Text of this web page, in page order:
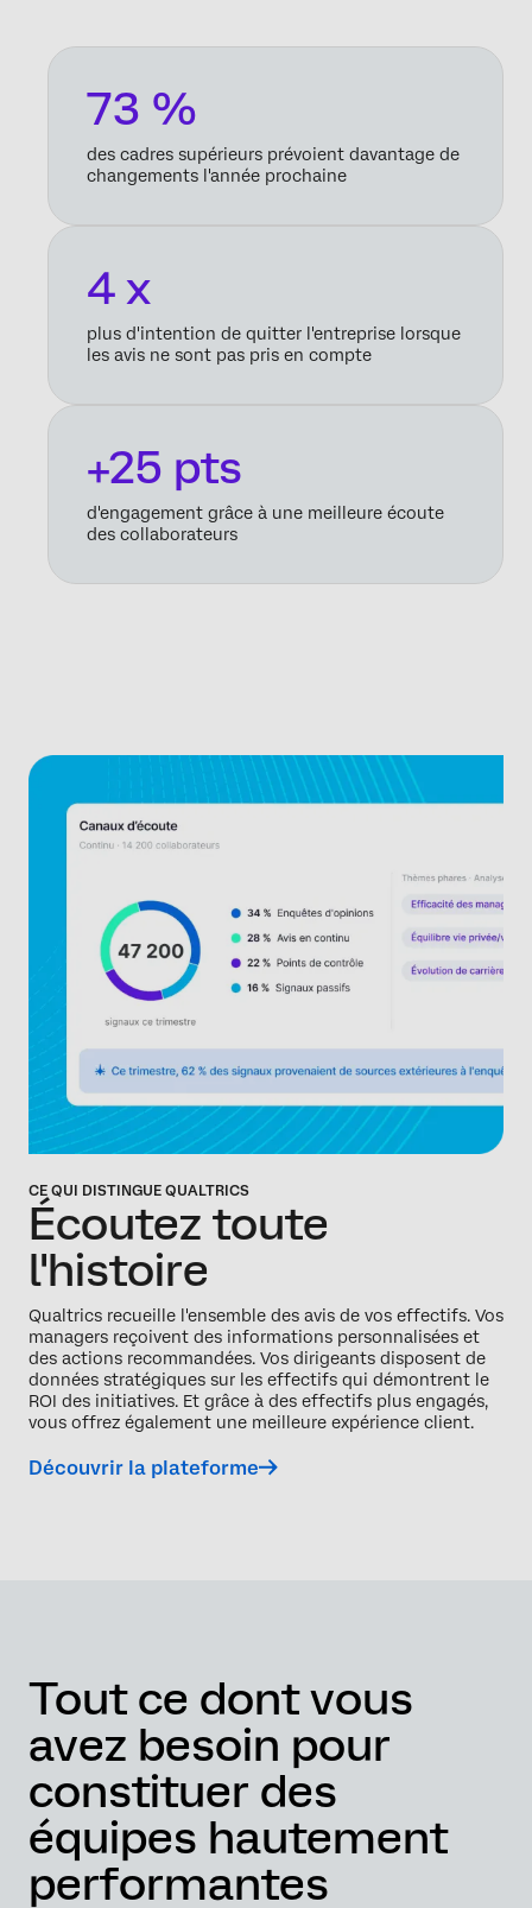
73 %
des cadres supérieurs prévoient davantage de
changements l'année prochaine
4 x
plus d'intention de quitter l'entreprise lorsque
les avis ne sont pas pris en compte
+25 pts
d'engagement grâce à une meilleure écoute
des collaborateurs
CE QUI DISTINGUE QUALTRICS
Écoutez toute
l'histoire
Qualtrics recueille l'ensemble des avis de vos effectifs. Vos
managers reçoivent des informations personnalisées et
des actions recommandées. Vos dirigeants disposent de
données stratégiques sur les effectifs qui démontrent le
ROI des initiatives. Et grâce à des effectifs plus engagés,
vous offrez également une meilleure expérience client.
Découvrir la plateforme
Tout ce dont vous
avez besoin pour
constituer des
équipes hautement
performantes